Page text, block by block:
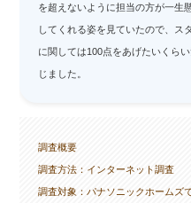
を超えないように担当の方が一生
してくれる姿を見ていたので、ス
に関しては100点をあげたいくら
じました。
調査概要
調査方法：インターネット調査
調査対象：パナソニックホームズ